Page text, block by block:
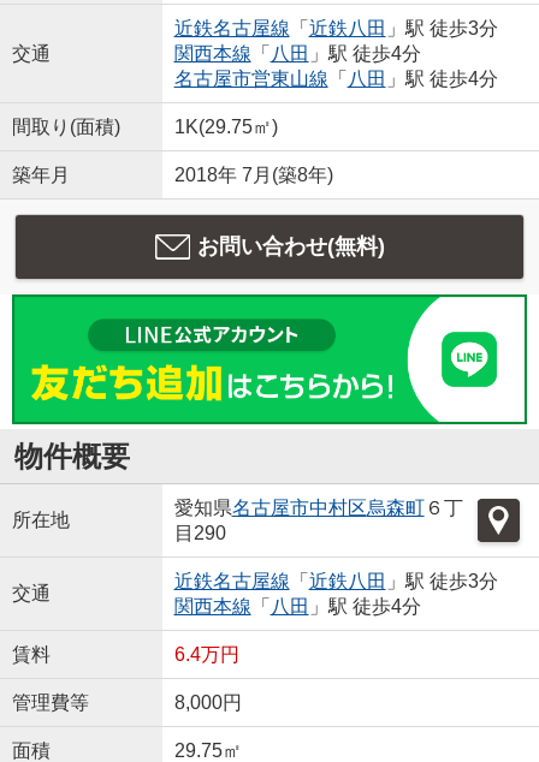
交通
近鉄名古屋線 「 近鉄八田 」駅 徒歩3分
関西本線 「 八田 」駅 徒歩4分
名古屋市営東山線 「 八田 」駅 徒歩4分
間取り(面積) 1K(29.75㎡)
築年月 2018年 7月(築8年)
お問い合わせ(無料)
物件概要
所在地
愛知県名古屋市中村区烏森町６丁
目290
交通
近鉄名古屋線 「 近鉄八田 」駅 徒歩3分
関西本線 「 八田 」駅 徒歩4分
賃料 6.4万円
管理費等 8,000円
面積 29.75㎡